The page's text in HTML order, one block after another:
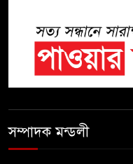
৭
সম্পাদক মন্ডলী